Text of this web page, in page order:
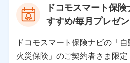
当社又は株式会社NTTドコモが
スにおけるユーザ登録受付および
を受けている保険会社・提携会
情報を提供するため、また維持
ため、またそれらに付帯、関連
ドコモスマート保
すすめ/毎月プレゼン
ドコモスマート保険ナビの「
火災保険」のご契約者さま限定